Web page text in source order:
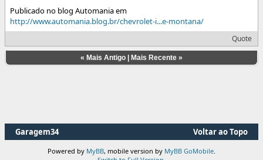
Publicado no blog Automania em
http://www.automania.blog.br/chevrolet-i...e-montana/
Quote
« Mais Antigo Mais Recente »
Voltar ao Topo
Garagem34
Powered by MyBB, mobile version by MyBB GoMobile.